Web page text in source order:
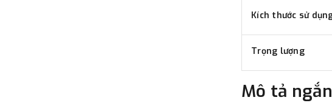
Kích thước sử
Trọng lượng
Mô tả